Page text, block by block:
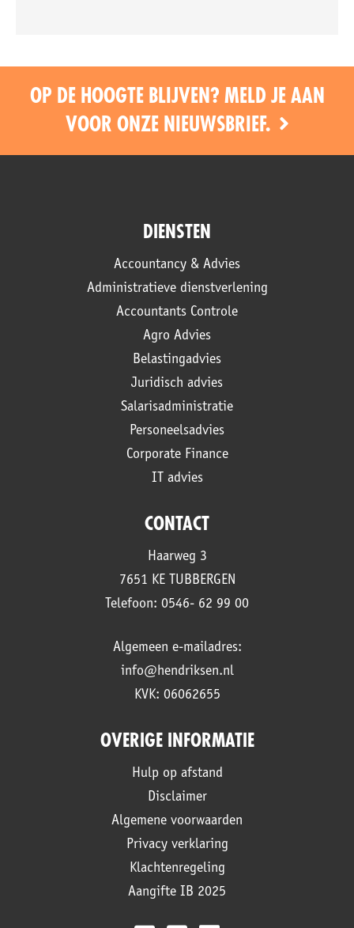
OP DE HOOGTE BLIJVEN? MELD JE AAN
VOOR ONZE NIEUWSBRIEF.
DIENSTEN
Accountancy & Advies
Administratieve dienstverlening
Accountants Controle
Agro Advies
Belastingadvies
Juridisch advies
Salarisadministratie
Personeelsadvies
Corporate Finance
IT advies
CONTACT
Haarweg 3
7651 KE TUBBERGEN
Telefoon: 0546- 62 99 00
Algemeen e-mailadres:
info@hendriksen.nl
KVK: 06062655
OVERIGE INFORMATIE
Hulp op afstand
Disclaimer
Algemene voorwaarden
Privacy verklaring
Klachtenregeling
Aangifte IB 2025